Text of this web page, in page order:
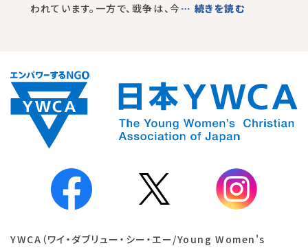
われています。一方で、戦争は、今… 続きを読む
YWCA（ワイ・ダブリュー・シー・エー/Young Women's